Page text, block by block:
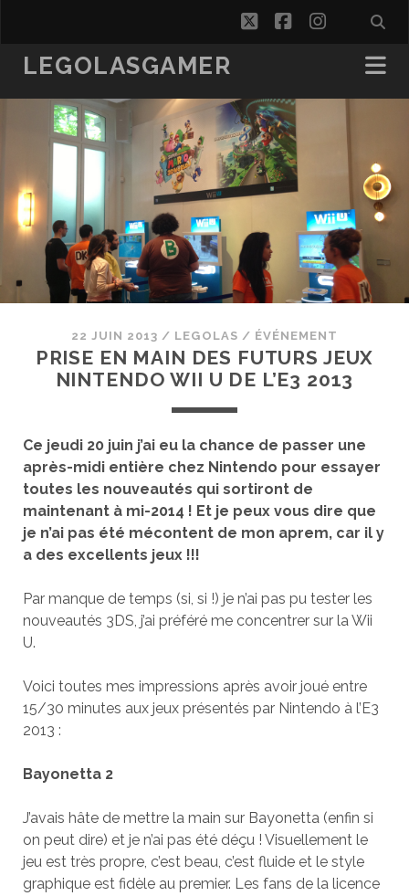
twitterfacebook
LEGOLASGAMER
22 JUIN 2013 / LEGOLAS / ÉVÉNEMENT
PRISE EN MAIN DES FUTURS JEUX
NINTENDO WII U DE L’E3 2013
Ce jeudi 20 juin j’ai eu la chance de passer une
après-midi entière chez Nintendo pour essayer
toutes les nouveautés qui sortiront de
maintenant à mi-2014 ! Et je peux vous dire que
je n’ai pas été mécontent de mon aprem, car il y
a des excellents jeux !!!
Par manque de temps (si, si !) je n’ai pas pu tester les
nouveautés 3DS, j’ai préféré me concentrer sur la Wii
U.
Voici toutes mes impressions après avoir joué entre
15/30 minutes aux jeux présentés par Nintendo à l’E3
2013 :
Bayonetta 2
J’avais hâte de mettre la main sur Bayonetta (enfin si
on peut dire) et je n’ai pas été déçu ! Visuellement le
jeu est très propre, c’est beau, c’est fluide et le style
graphique est fidèle au premier. Les fans de la licence